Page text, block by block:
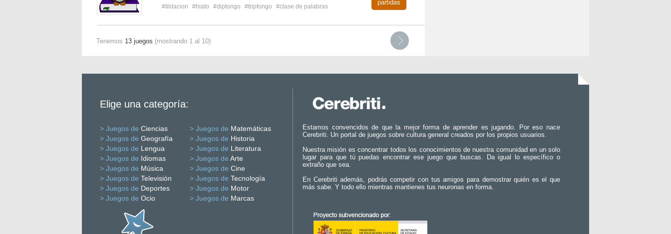
#tildacion
#hiato #diptongo #triptongo #clase de palabras
partidas
Tenemos 13 juegos (mostrando 1 al 10)
Elige una categoría:
> Juegos de Ciencias > Juegos de Matemáticas
> Juegos de Geografía > Juegos de Historia
> Juegos de Lengua > Juegos de Literatura
> Juegos de Idiomas > Juegos de Arte
> Juegos de Música > Juegos de Cine
> Juegos de Televisión > Juegos de Tecnología
> Juegos de Deportes > Juegos de Motor
> Juegos de Ocio > Juegos de Marcas
Estamos convencidos de que la mejor forma de aprender es jugando. Por eso nace
Cerebriti. Un portal de juegos sobre cultura general creados por los propios usuarios.
Nuestra misión es concentrar todos los conocimientos de nuestra comunidad en un solo
lugar para que tú puedas encontrar ese juego que buscas. Da igual lo específico o
extraño que sea.
En Cerebriti además, podrás competir con tus amigos para demostrar quién es el que
más sabe. Y todo ello mientras mantienes tus neuronas en forma.